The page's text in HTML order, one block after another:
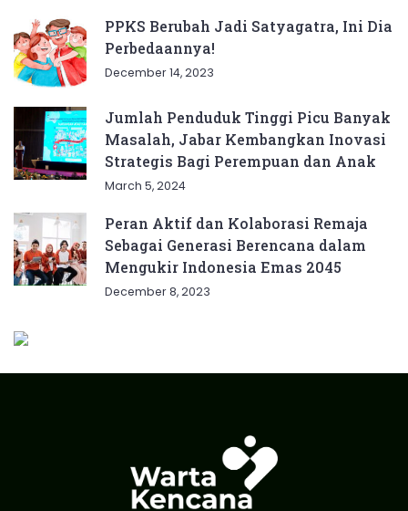
PPKS Berubah Jadi Satyagatra, Ini Dia
Perbedaannya!
December 14, 2023
Jumlah Penduduk Tinggi Picu Banyak
Masalah, Jabar Kembangkan Inovasi
Strategis Bagi Perempuan dan Anak
March 5, 2024
Peran Aktif dan Kolaborasi Remaja
Sebagai Generasi Berencana dalam
Mengukir Indonesia Emas 2045
December 8, 2023